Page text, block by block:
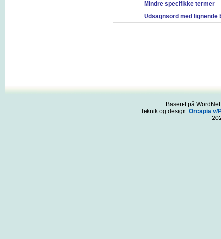
Mindre specifikke termer
Udsagnsord med lignende
Baseret på
Teknik og design: Orcapia v/